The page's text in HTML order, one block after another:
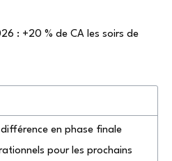
: +20 % de CA les soirs de
en phase finale
pour les prochains